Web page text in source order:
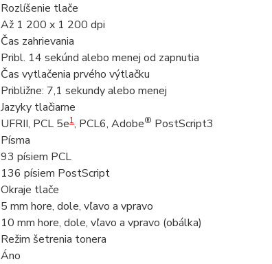
Rozlíšenie tlače
Až 1 200 x 1 200 dpi
Čas zahrievania
Pribl. 14 sekúnd alebo menej od zapnutia
Čas vytlačenia prvého výtlačku
Približne: 7,1 sekundy alebo menej
Jazyky tlačiarne
UFRII, PCL 5e1, PCL6, Adobe® PostScript3
Písma
93 písiem PCL
136 písiem PostScript
Okraje tlače
5 mm hore, dole, vľavo a vpravo
10 mm hore, dole, vľavo a vpravo (obálka)
Režim šetrenia tonera
Áno